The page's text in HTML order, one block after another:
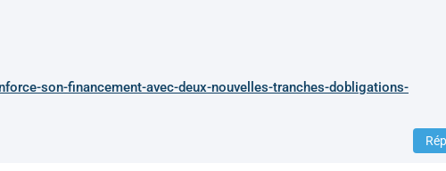
son-financement-avec-deux-nouvelles-tranches-dobligations-